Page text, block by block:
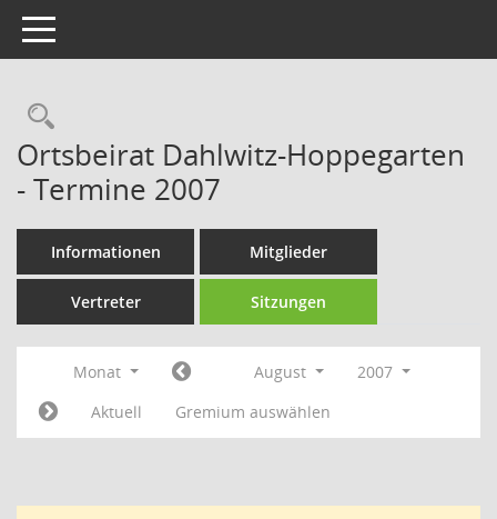
Toggle navigation
Rechercheauswahl
Ortsbeirat Dahlwitz-Hoppegarten
- Termine 2007
Informationen Mitglieder
Vertreter Sitzungen
Monat August
2007
Aktuell
Gremium auswählen